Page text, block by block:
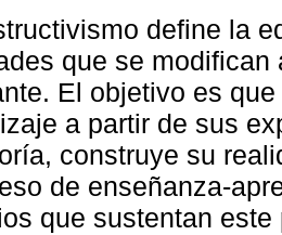
define la
que se
El objetivo es
a partir de sus
construye su
de enseñanza-
que sustentan